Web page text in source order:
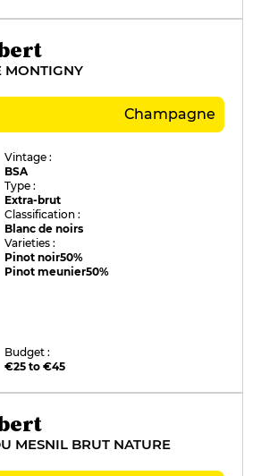
MONTIGNY
Champagne
Vintage :
BSA
Type :
Extra-brut
Classification :
Blanc de noirs
Varieties :
Pinot noir50%
Pinot meunier50%
Budget :
€25 to €45
MESNIL BRUT NATURE